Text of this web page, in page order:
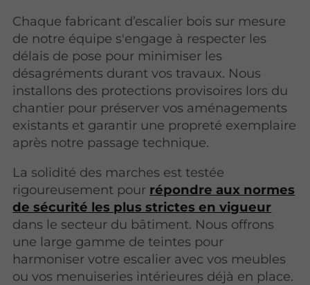
Chaque fabricant d’escalier bois sur mesure
de notre équipe s'engage à respecter les
délais de pose pour minimiser les
désagréments durant vos travaux. Nous
installons des protections provisoires lors du
chantier pour préserver vos aménagements
existants et garantir une propreté exemplaire
après notre passage technique.
La solidité des marches est testée
rigoureusement pour répondre aux normes
de sécurité les plus strictes en vigueur
dans le secteur du bâtiment. Nous offrons
une large gamme de teintes pour
harmoniser votre escalier avec vos meubles
ou vos menuiseries intérieures déjà en place.